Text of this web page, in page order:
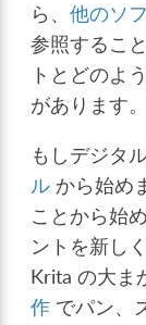
ら、他のソ
参照するこ
トとどのよ
があります。
もしデジタ
ル から始め
ことから始め
ントを新し
Krita の大ま
作 でパン、